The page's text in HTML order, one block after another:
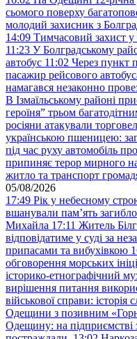
сьомого поверху
молодий захисник з
14:09 Тимчасовий захист у
11:23 У Болградському
автобус 11:02 Через пункт
пасажир рейсового
намагався незаконно
В Ізмаїльському районі
героїня” трьом
росіяни атакували
українською пшеницею:
під час руху автомобіль
припиняє терор мирного
житло та транспорт
05/08/2026
17:49 Рік у небесному
вшанували пам’ять
Михайла 17:11 Житель
відповідатиме у суді за
припасами та вибухівкою
обговорення морських
історико-етнографічний
вирішення питання
військової справи:
Одещини з позивним
Одещину: на підприємстві